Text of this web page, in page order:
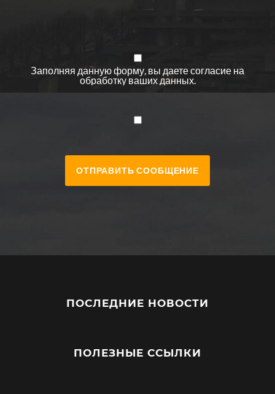
Заполняя данную форму, вы даетесогласие на
обработку ваших данных.
ПОСЛЕДНИЕ НОВОСТИ
ПОЛЕЗНЫЕ ССЫЛКИ